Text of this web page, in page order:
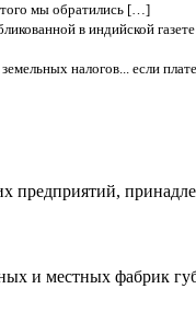
мы обратились […]
в индийской
земельных налогов... если
предприятий,
и местных фабрик